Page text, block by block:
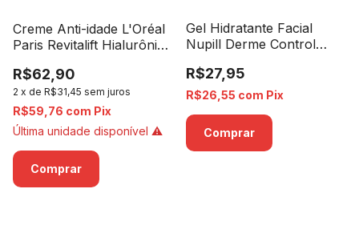
Creme Anti-idade L'Oréal
Paris Revitalift Hialurônico
R$62,90
2 x de R$31,45 sem juros
R$59,76 com Pix
Última unidade disponível ⚠️
Gel Hidratante Facial
Nupill Derme Control
R$27,95
R$26,55 com Pix